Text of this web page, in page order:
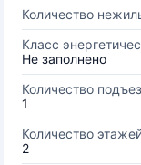
Количество
Класс
Не заполнено
Количество
1
Количество
2